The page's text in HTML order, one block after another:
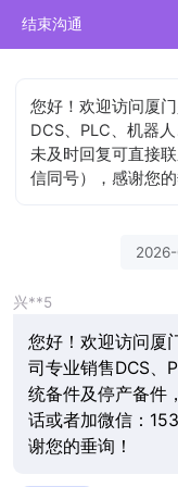
结束沟通
您好！欢迎访问厦
DCS、PLC、机器
未及时回复可直接
信同号），感谢您的
兴**5
您好！欢迎访问厦
司专业销售DCS、
统备件及停产备件
话或者加微信：
谢您的垂询！